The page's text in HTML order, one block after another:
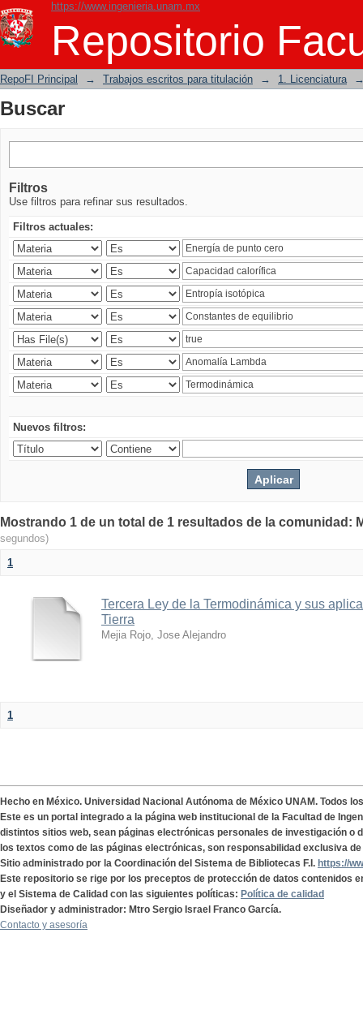
https://www.ingenieria.unam.mx
Repositorio
Buscar
RepoFI Principal → Trabajos escritos para titulación → 1. Licenciatura
Buscar
Filtros
Use filtros para refinar sus resultados.
Filtros actuales:
Nuevos filtros:
Mostrando 1 de un total de 1 resultados de la comunidad:
segundos)
1
Tercera Ley de la Termodinámica y sus
Tierra
Mejia Rojo, Jose Alejandro
1
Hecho en México. Universidad Nacional Autónoma de México UNAM. Todos
Este es un portal integrado a la página web institucional de la Facultad de
distintos sitios web, sean páginas electrónicas personales de investigación o
los textos como de las páginas electrónicas, son responsabilidad exclusiva
Sitio administrado por la Coordinación del Sistema de Bibliotecas F.I. https://
Este repositorio se rige por los preceptos de protección de datos contenidos
y el Sistema de Calidad con las siguientes políticas: Política de calidad
Diseñador y administrador: Mtro Sergio Israel Franco García.
Contacto y asesoría